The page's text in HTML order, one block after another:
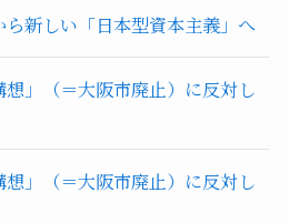
新しい「日本型資本主義」へ
」（＝大阪市廃止）に反対し
」（＝大阪市廃止）に反対し